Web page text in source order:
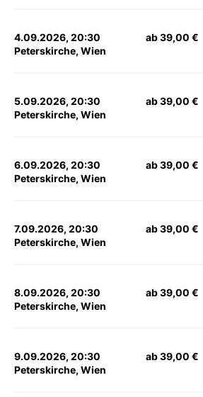
4.09.2026, 20:30
Peterskirche, Wien
ab 39,00 €
5.09.2026, 20:30
Peterskirche, Wien
ab 39,00 €
6.09.2026, 20:30
Peterskirche, Wien
ab 39,00 €
7.09.2026, 20:30
Peterskirche, Wien
ab 39,00 €
8.09.2026, 20:30
Peterskirche, Wien
ab 39,00 €
9.09.2026, 20:30
Peterskirche, Wien
ab 39,00 €